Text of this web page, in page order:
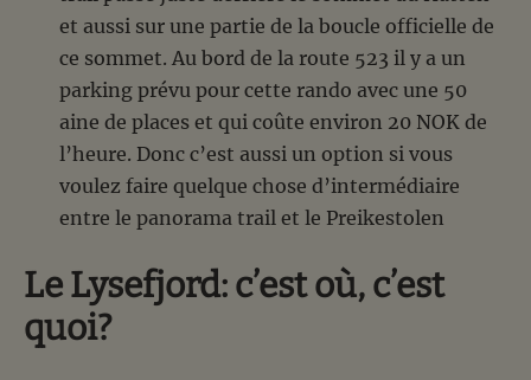
et aussi sur une partie de la boucle officielle de
ce sommet. Au bord de la route 523 il y a un
parking prévu pour cette rando avec une 50
aine de places et qui coûte environ 20 NOK de
l’heure. Donc c’est aussi un option si vous
voulez faire quelque chose d’intermédiaire
entre le panorama trail et le Preikestolen
Le Lysefjord: c’est où, c’est
quoi?